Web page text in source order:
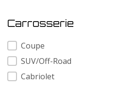
Carrosserie
Carrosserie
Coupe
SUV/Off-Road
Cabriolet